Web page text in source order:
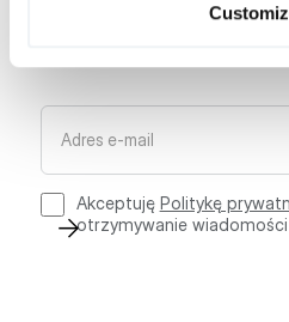
Możesz zrezygnować z
Akceptuję Politykę
otrzymywanie wiadomości